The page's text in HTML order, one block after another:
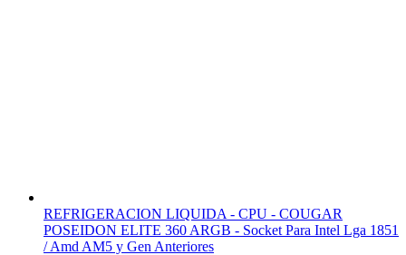
REFRIGERACION LIQUIDA - CPU - COUGAR
POSEIDON ELITE 360 ARGB - Socket Para Intel Lga 1851
/ Amd AM5 y Gen Anteriores